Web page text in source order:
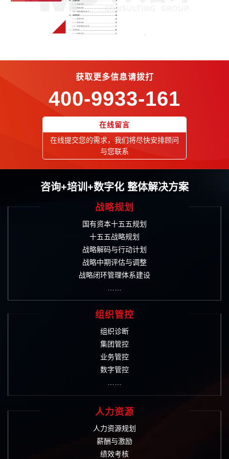
获取更多信息请拨打
400-9933-161
在线留言
在线提交您的需求，我们将尽快安排顾问
与您联系
咨询+培训+数字化 整体解决方案
战略规划
国有资本十五五规划
十五五战略规划
战略解码与行动计划
战略中期评估与调整
战略闭环管理体系建设
……
组织管控
组织诊断
集团管控
业务管控
数字管控
……
人力资源
人力资源规划
薪酬与激励
绩效考核